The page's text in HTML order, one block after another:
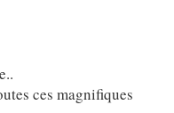
ces magnifiques